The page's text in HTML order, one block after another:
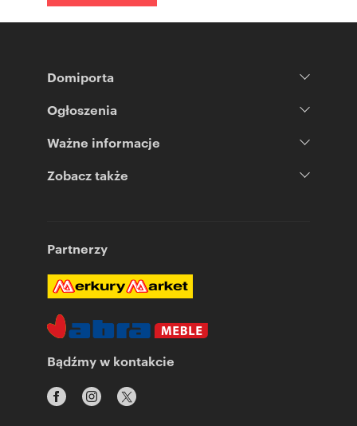
Domiporta
Ogłoszenia
Ważne informacje
Zobacz także
Partnerzy
Bądźmy w kontakcie